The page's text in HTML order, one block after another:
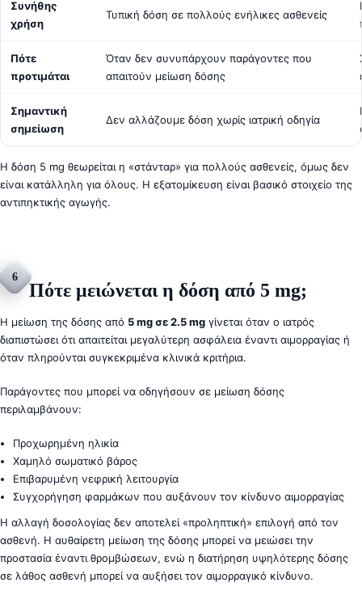
Συνήθης
χρήση
Τυπική δόση σε πολλούς ενήλικες ασθενείς
Πότε
προτιμάται
Όταν δεν συνυπάρχουν παράγοντες που
απαιτούν μείωση δόσης
Σημαντική
σημείωση
Δεν αλλάζουμε δόση χωρίς ιατρική οδηγία
Η δόση 5 mg θεωρείται η «στάνταρ» για πολλούς ασθενείς, όμως δεν
είναι κατάλληλη για όλους. Η εξατομίκευση είναι βασικό στοιχείο της
αντιπηκτικής αγωγής.
6
Πότε μειώνεται η δόση από 5 mg;
Η μείωση της δόσης από 5 mg σε 2.5 mg γίνεται όταν ο ιατρός
διαπιστώσει ότι απαιτείται μεγαλύτερη ασφάλεια έναντι αιμορραγίας ή
όταν πληρούνται συγκεκριμένα κλινικά κριτήρια.
Παράγοντες που μπορεί να οδηγήσουν σε μείωση δόσης
περιλαμβάνουν:
Προχωρημένη ηλικία
Χαμηλό σωματικό βάρος
Επιβαρυμένη νεφρική λειτουργία
Συγχορήγηση φαρμάκων που αυξάνουν τον κίνδυνο αιμορραγίας
Η αλλαγή δοσολογίας δεν αποτελεί «προληπτική» επιλογή από τον
ασθενή. Η αυθαίρετη μείωση της δόσης μπορεί να μειώσει την
προστασία έναντι θρομβώσεων, ενώ η διατήρηση υψηλότερης δόσης
σε λάθος ασθενή μπορεί να αυξήσει τον αιμορραγικό κίνδυνο.